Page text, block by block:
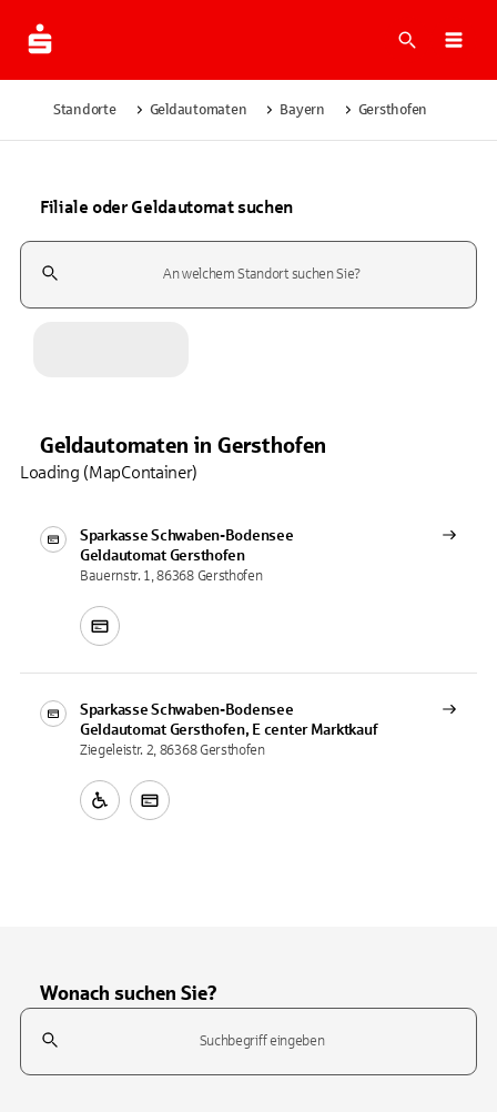
Suche
Standorte Geldautomaten Bayern Gersthofen
Filiale oder Geldautomat suchen
Suchfeld
Geldautomaten in Gersthofen
Sparkasse Schwaben-Bodensee
Geldautomat Gersthofen
Bauernstr. 1, 86368 Gersthofen
Sparkasse Schwaben-Bodensee
Geldautomat Gersthofen, E center Marktkauf
Ziegeleistr. 2, 86368 Gersthofen
Loading (MapContainer)
Wonach suchen Sie?
Suchfeld